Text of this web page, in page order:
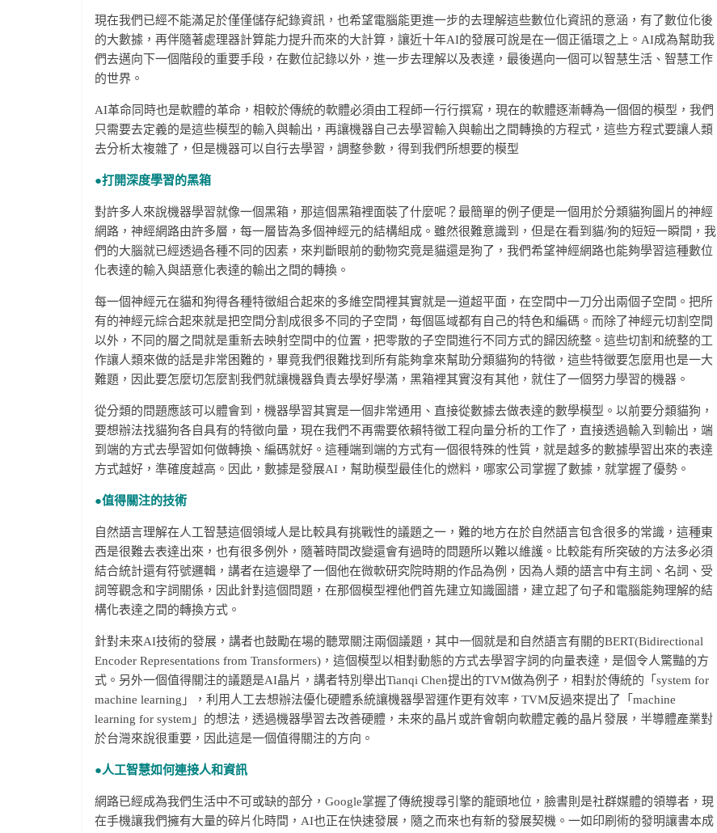
現在我們已經不能滿足於僅僅儲存紀錄資訊，也希望電腦能更進一步的去理解這些數位化資訊的意涵，有了數位化後
的大數據，再伴隨著處理器計算能力提升而來的大計算，讓近十年AI的發展可說是在一個正循環之上。AI成為幫助我
們去邁向下一個階段的重要手段，在數位記錄以外，進一步去理解以及表達，最後邁向一個可以智慧生活、智慧工作
的世界。
AI革命同時也是軟體的革命，相較於傳統的軟體必須由工程師一行行撰寫，現在的軟體逐漸轉為一個個的模型，我們
只需要去定義的是這些模型的輸入與輸出，再讓機器自己去學習輸入與輸出之間轉換的方程式，這些方程式要讓人類
去分析太複雜了，但是機器可以自行去學習，調整參數，得到我們所想要的模型
●打開深度學習的黑箱
對許多人來說機器學習就像一個黑箱，那這個黑箱裡面裝了什麼呢？最簡單的例子便是一個用於分類貓狗圖片的神經
網路，神經網路由許多層，每一層皆為多個神經元的結構組成。雖然很難意識到，但是在看到貓/狗的短短一瞬間，我
們的大腦就已經透過各種不同的因素，來判斷眼前的動物究竟是貓還是狗了，我們希望神經網路也能夠學習這種數位
化表達的輸入與語意化表達的輸出之間的轉換。
每一個神經元在貓和狗得各種特徵組合起來的多維空間裡其實就是一道超平面，在空間中一刀分出兩個子空間。把所
有的神經元綜合起來就是把空間分割成很多不同的子空間，每個區域都有自己的特色和編碼。而除了神經元切割空間
以外，不同的層之間就是重新去映射空間中的位置，把零散的子空間進行不同方式的歸因統整。這些切割和統整的工
作讓人類來做的話是非常困難的，畢竟我們很難找到所有能夠拿來幫助分類貓狗的特徵，這些特徵要怎麼用也是一大
難題，因此要怎麼切怎麼割我們就讓機器負責去學好學滿，黑箱裡其實沒有其他，就住了一個努力學習的機器。
從分類的問題應該可以體會到，機器學習其實是一個非常通用、直接從數據去做表達的數學模型。以前要分類貓狗，
要想辦法找貓狗各自具有的特徵向量，現在我們不再需要依賴特徵工程向量分析的工作了，直接透過輸入到輸出，端
到端的方式去學習如何做轉換、編碼就好。這種端到端的方式有一個很特殊的性質，就是越多的數據學習出來的表達
方式越好，準確度越高。因此，數據是發展AI，幫助模型最佳化的燃料，哪家公司掌握了數據，就掌握了優勢。
●值得關注的技術
自然語言理解在人工智慧這個領域人是比較具有挑戰性的議題之一，難的地方在於自然語言包含很多的常識，這種東
西是很難去表達出來，也有很多例外，隨著時間改變還會有過時的問題所以難以維護。比較能有所突破的方法多必須
結合統計還有符號邏輯，講者在這邊舉了一個他在微軟研究院時期的作品為例，因為人類的語言中有主詞、名詞、受
詞等觀念和字詞關係，因此針對這個問題，在那個模型裡他們首先建立知識圖譜，建立起了句子和電腦能夠理解的結
構化表達之間的轉換方式。
針對未來AI技術的發展，講者也鼓勵在場的聽眾關注兩個議題，其中一個就是和自然語言有關的BERT(Bidirectional
Encoder Representations from Transformers)，這個模型以相對動態的方式去學習字詞的向量表達，是個令人驚豔的方
式。另外一個值得關注的議題是AI晶片，講者特別舉出Tianqi Chen提出的TVM做為例子，相對於傳統的「system for
machine learning」，利用人工去想辦法優化硬體系統讓機器學習運作更有效率，TVM反過來提出了「machine
learning for system」的想法，透過機器學習去改善硬體，未來的晶片或許會朝向軟體定義的晶片發展，半導體產業對
於台灣來說很重要，因此這是一個值得關注的方向。
●人工智慧如何連接人和資訊
網路已經成為我們生活中不可或缺的部分，Google掌握了傳統搜尋引擎的龍頭地位，臉書則是社群媒體的領導者，現
在手機讓我們擁有大量的碎片化時間，AI也正在快速發展，隨之而來也有新的發展契機。一如印刷術的發明讓書本成